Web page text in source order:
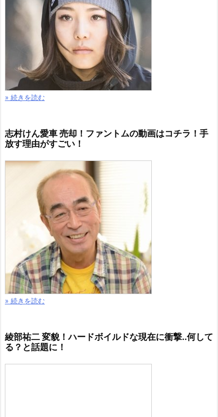
» 続きを読む
志村けん愛車 売却！ファントムの動画はコチラ！手
放す理由がすごい！
» 続きを読む
綾部祐二 変貌！ハードボイルドな現在に衝撃..何して
る？と話題に！